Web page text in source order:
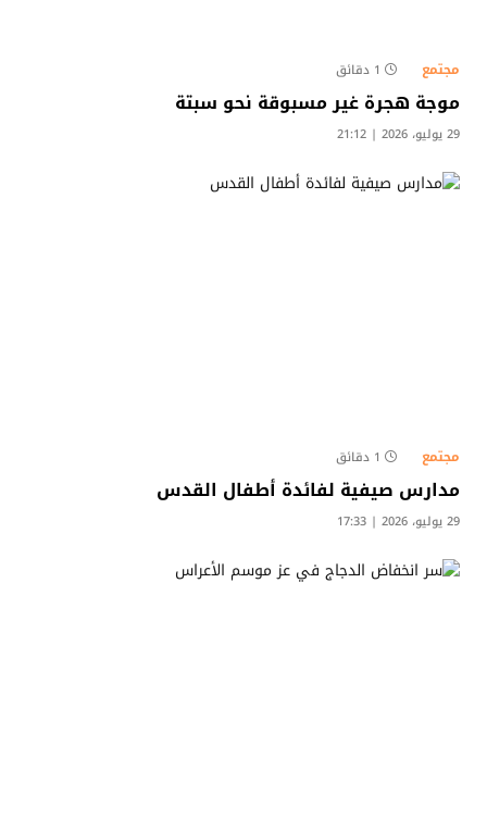
مجتمع 1 دقائق
موجة هجرة غير مسبوقة نحو سبتة
29 يوليو، 2026 | 21:12
مجتمع 1 دقائق
مدارس صيفية لفائدة أطفال القدس
29 يوليو، 2026 | 17:33